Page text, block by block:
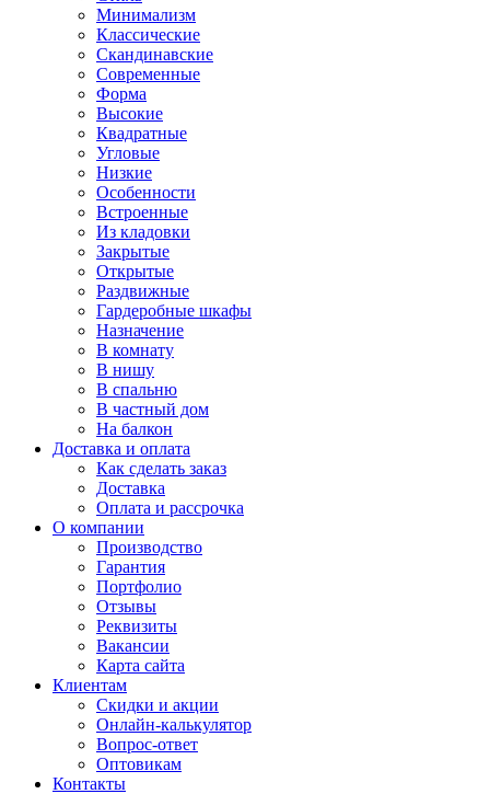
Минимализм
Классические
Скандинавские
Современные
Форма
Высокие
Квадратные
Угловые
Низкие
Особенности
Встроенные
Из кладовки
Закрытые
Открытые
Раздвижные
Гардеробные шкафы
Назначение
В комнату
В нишу
В спальню
В частный дом
На балкон
Доставка и оплата
Как сделать заказ
Доставка
Оплата и рассрочка
О компании
Производство
Гарантия
Портфолио
Отзывы
Реквизиты
Вакансии
Карта сайта
Клиентам
Скидки и акции
Онлайн-калькулятор
Вопрос-ответ
Оптовикам
Контакты